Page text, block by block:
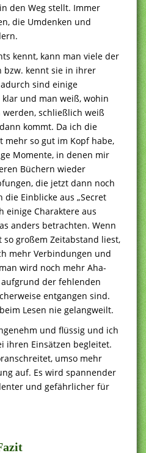
den Weg stellt. Immer
die Umdenken und
kennt, kann man viele der
bzw. kennt sie in ihrer
sind einige
und man weiß, wohin
schließlich weiß
kommt. Da ich die
mehr so gut im Kopf habe,
Momente, in denen mir
Büchern wieder
die jetzt dann noch
Einblicke aus „Secret
einige Charaktere aus
anders betrachten. Wenn
großem Zeitabstand liest,
mehr Verbindungen und
wird noch mehr Aha-
der fehlenden
entgangen sind.
Lesen nie gelangweilt.
und flüssig und ich
ihren Einsätzen begleitet.
umso mehr
auf. Es wird spannender
und gefährlicher für